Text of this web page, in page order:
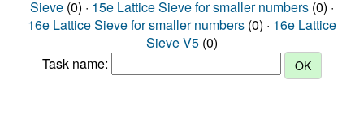
Sieve (0) · 15e Lattice Sieve for smaller numbers (0) ·
16e Lattice Sieve for smaller numbers (0) · 16e Lattice
Sieve V5 (0)
Task name: